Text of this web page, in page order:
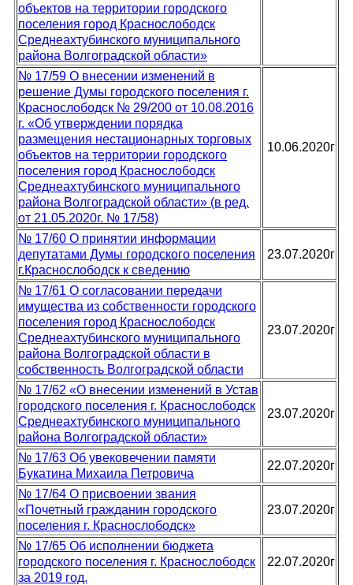
объектов на территории городского
поселения город Краснослободск
Среднеахтубинского муниципального
района Волгоградской области»
№ 17/59 О внесении изменений в
решение Думы городского поселения г.
Краснослободск № 29/200 от 10.08.2016
г. «Об утверждении порядка
размещения нестационарных торговых
объектов на территории городского
поселения город Краснослободск
Среднеахтубинского муниципального
района Волгоградской области» (в ред.
от 21.05.2020г. № 17/58)
10.06.2020г
№ 17/60 О принятии информации
депутатами Думы городского поселения
г.Краснослободск к сведению
23.07.2020г
№ 17/61 О согласовании передачи
имущества из собственности городского
поселения город Краснослободск
Среднеахтубинского муниципального
района Волгоградской области в
собственность Волгоградской области
23.07.2020г
№ 17/62 «О внесении изменений в Устав
городского поселения г. Краснослободск
Среднеахтубинского муниципального
района Волгоградской области»
23.07.2020г
№ 17/63 Об увековечении памяти
Букатина Михаила Петровича
22.07.2020г
№ 17/64 О присвоении звания
«Почетный гражданин городского
поселения г. Краснослободск»
23.07.2020г
№ 17/65 Об исполнении бюджета
городского поселения г. Краснослободск
за 2019 год.
22.07.2020г